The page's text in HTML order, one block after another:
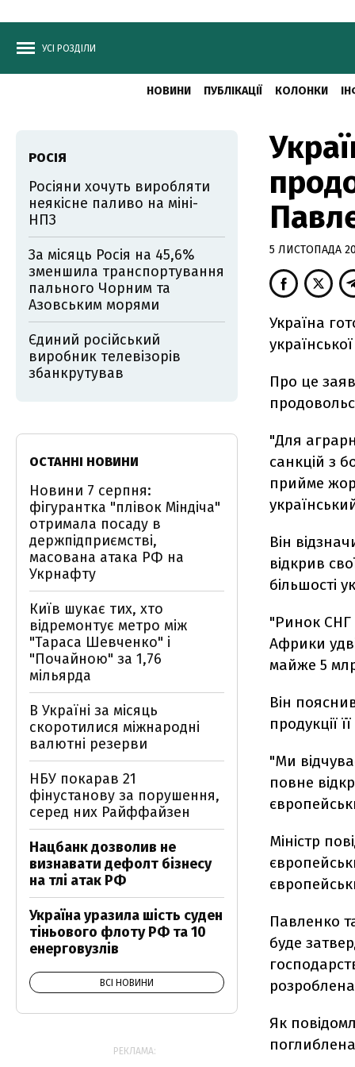
УСІ РОЗДІЛИ
НОВИНИ ПУБЛІКАЦІЇ КОЛОНКИ
5 ЛИСТОПАДА
Україна
Про це
"Для
санкцій з
прийме
Він
відкрив
більшості
"Ринок СНГ
Африки
майже 5
Він
продукції
"Ми
повне
Міністр
Павленко
буде
Як
РОСІЯ
Росіяни хочуть виробляти
неякісне паливо на міні-
НПЗ
За місяць Росія на 45,6%
зменшила транспортування
пального Чорним та
Азовським морями
Єдиний російський
виробник телевізорів
збанкрутував
ОСТАННІ НОВИНИ
Новини 7 серпня:
фігурантка "плівок Міндіча"
отримала посаду в
держпідприємстві,
масована атака РФ на
Укрнафту
Київ шукає тих, хто
відремонтує метро між
"Тараса Шевченко" і
"Почайною" за 1,76
мільярда
В Україні за місяць
скоротилися міжнародні
валютні резерви
НБУ покарав 21
фінустанову за порушення,
серед них Райффайзен
Нацбанк дозволив не
визнавати дефолт бізнесу
на тлі атак РФ
Україна уразила шість суден
тіньового флоту РФ та 10
енерговузлів
ВСІ НОВИНИ
РЕКЛАМА: